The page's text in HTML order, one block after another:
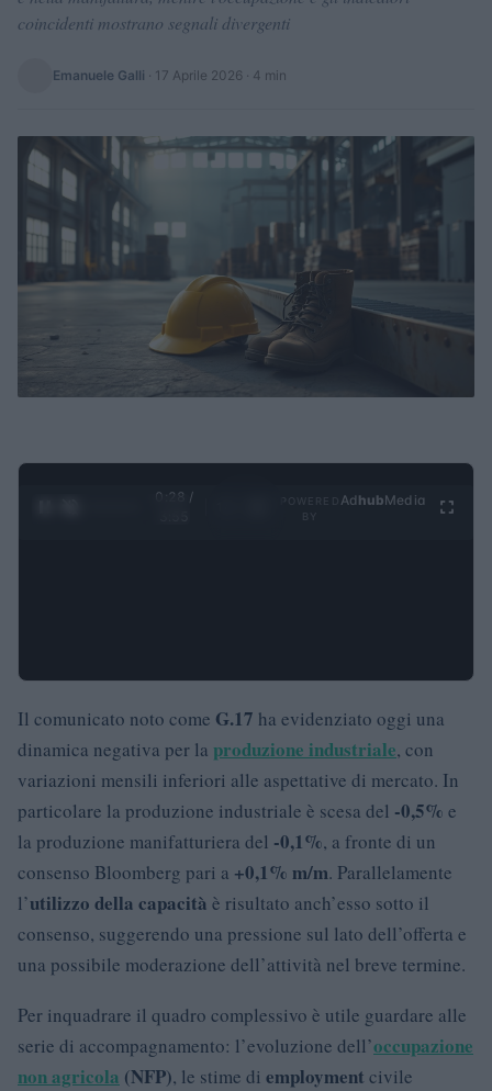
coincidenti mostrano segnali divergenti
Emanuele Galli · 17 Aprile 2026 · 4 min
0:29 /
Ad hubMedia
Il comunicato noto come G.17 ha evidenziato oggi una
dinamica negativa per la produzione industriale, con
variazioni mensili inferiori alle aspettative di mercato. In
particolare la produzione industriale è scesa del -0,5% e
la produzione manifatturiera del -0,1%, a fronte di un
consenso Bloomberg pari a +0,1% m/m. Parallelamente
l’utilizzo della capacità è risultato anch’esso sotto il
consenso, suggerendo una pressione sul lato dell’offerta e
una possibile moderazione dell’attività nel breve termine.
Per inquadrare il quadro complessivo è utile guardare alle
serie di accompagnamento: l’evoluzione dell’occupazione
non agricola (NFP), le stime di employment civile